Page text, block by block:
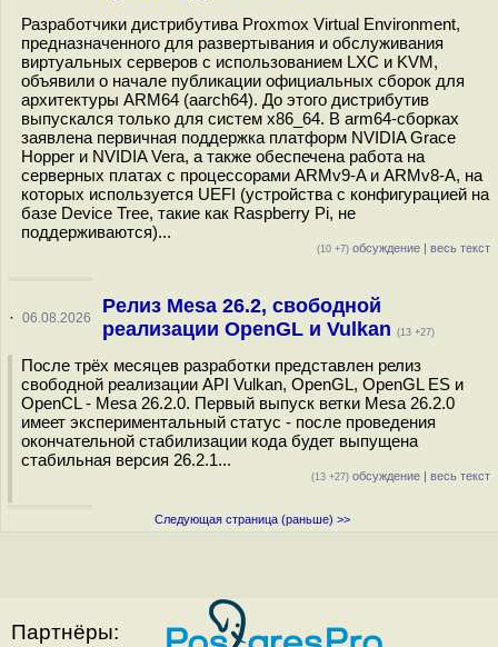
Разработчики дистрибутива Proxmox Virtual Environment,
предназначенного для развертывания и обслуживания
виртуальных серверов с использованием LXC и KVM,
объявили о начале публикации официальных сборок для
архитектуры ARM64 (aarch64). До этого дистрибутив
выпускался только для систем x86_64. В arm64-сборках
заявлена первичная поддержка платформ NVIDIA Grace
Hopper и NVIDIA Vera, а также обеспечена работа на
серверных платах с процессорами ARMv9-A и ARMv8-A, на
которых используется UEFI (устройства с конфигурацией на
базе Device Tree, такие как Raspberry Pi, не
поддерживаются)...
(10 +7) обсуждение | весь текст
· 06.08.2026
Релиз Mesa 26.2, свободной
реализации OpenGL и Vulkan (13 +27)
После трёх месяцев разработки представлен релиз
свободной реализации API Vulkan, OpenGL, OpenGL ES и
OpenCL - Mesa 26.2.0. Первый выпуск ветки Mesa 26.2.0
имеет экспериментальный статус - после проведения
окончательной стабилизации кода будет выпущена
стабильная версия 26.2.1...
(13 +27) обсуждение | весь текст
Следующая страница (раньше) >>
Партнёры: